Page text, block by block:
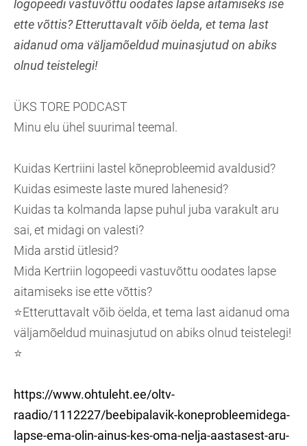
logopeedi vastuvõttu oodates lapse aitamiseks ise
ette võttis? Etteruttavalt võib öelda, et tema last
aidanud oma väljamõeldud muinasjutud on abiks
olnud teistelegi!
ÜKS TORE PODCAST
Minu elu ühel suurimal teemal.
Kuidas Kertriini lastel kõneprobleemid avaldusid?
Kuidas esimeste laste mured lahenesid?
Kuidas ta kolmanda lapse puhul juba varakult aru
sai, et midagi on valesti?
Mida arstid ütlesid?
Mida Kertriin logopeedi vastuvõttu oodates lapse
aitamiseks ise ette võttis?
⭐Etteruttavalt võib öelda, et tema last aidanud oma
väljamõeldud muinasjutud on abiks olnud teistelegi!
⭐
https://www.ohtuleht.ee/oltv-
raadio/1112227/beebipalavik-koneprobleemidega-
lapse-ema-olin-ainus-kes-oma-nelja-aastasest-aru-